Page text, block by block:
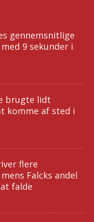
gennemsnitlige
9 sekunder i
brugte lidt
komme af sted i
flere
Falcks andel
falde